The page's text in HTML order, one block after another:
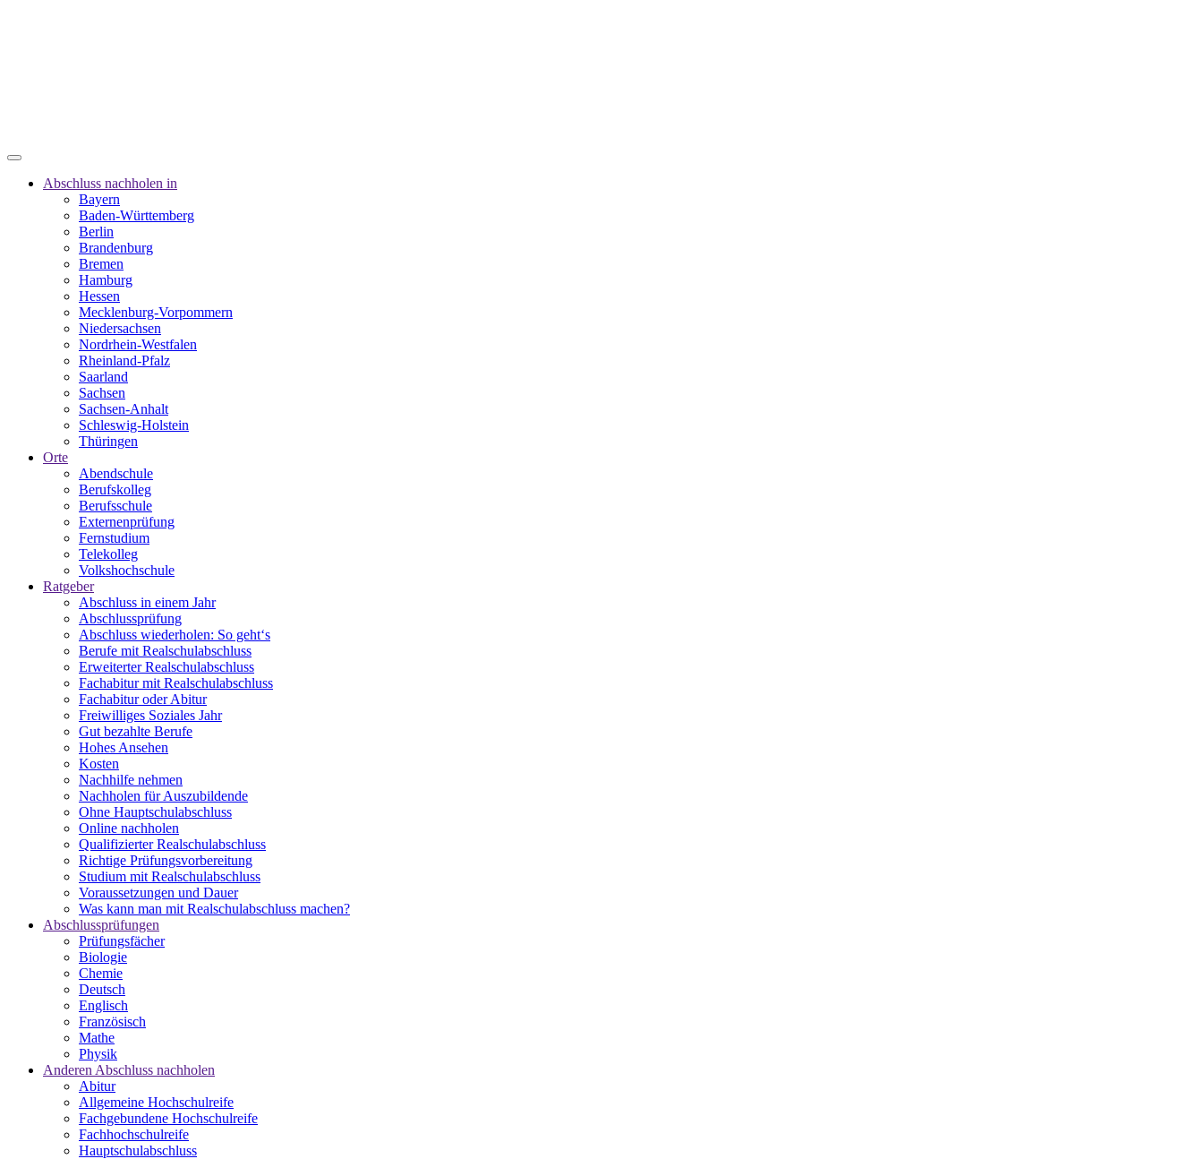
Abschluss nachholen in
Bayern
Baden-Württemberg
Berlin
Brandenburg
Bremen
Hamburg
Hessen
Mecklenburg-Vorpommern
Niedersachsen
Nordrhein-Westfalen
Rheinland-Pfalz
Saarland
Sachsen
Sachsen-Anhalt
Schleswig-Holstein
Thüringen
Orte
Abendschule
Berufskolleg
Berufsschule
Externenprüfung
Fernstudium
Telekolleg
Volkshochschule
Ratgeber
Abschluss in einem Jahr
Abschlussprüfung
Abschluss wiederholen: So geht‘s
Berufe mit Realschulabschluss
Erweiterter Realschulabschluss
Fachabitur mit Realschulabschluss
Fachabitur oder Abitur
Freiwilliges Soziales Jahr
Gut bezahlte Berufe
Hohes Ansehen
Kosten
Nachhilfe nehmen
Nachholen für Auszubildende
Ohne Hauptschulabschluss
Online nachholen
Qualifizierter Realschulabschluss
Richtige Prüfungsvorbereitung
Studium mit Realschulabschluss
Voraussetzungen und Dauer
Was kann man mit Realschulabschluss machen?
Abschlussprüfungen
Prüfungsfächer
Biologie
Chemie
Deutsch
Englisch
Französisch
Mathe
Physik
Anderen Abschluss nachholen
Abitur
Allgemeine Hochschulreife
Fachgebundene Hochschulreife
Fachhochschulreife
Hauptschulabschluss